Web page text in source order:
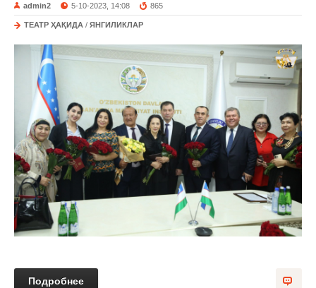
admin2 5-10-2023, 14:08 865
ТЕАТР ҲАҚИДА / ЯНГИЛИКЛАР
Подробнее